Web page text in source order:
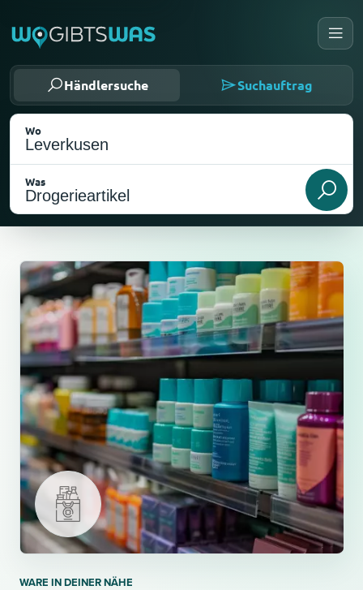
Händlersuche Suchauftrag
Wo
Was
Als meinen Standort wählen
WARE IN DEINER NÄHE